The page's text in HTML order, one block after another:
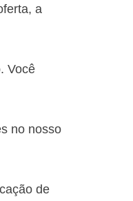
a
Você
no nosso
de